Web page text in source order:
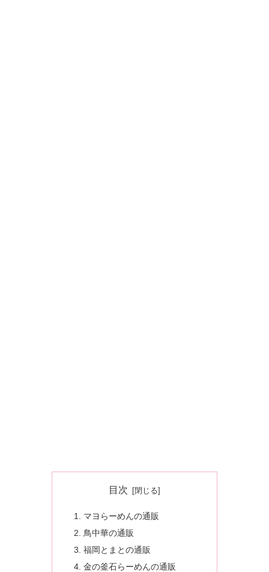
目次
マヨらーめんの通販
鳥中華の通販
福岡とまとの通販
金の釜石らーめんの通販